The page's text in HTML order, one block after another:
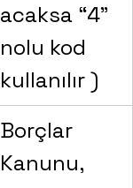
acaksa “4”
nolu kod
kullanılır )
Borçlar
Kanunu,